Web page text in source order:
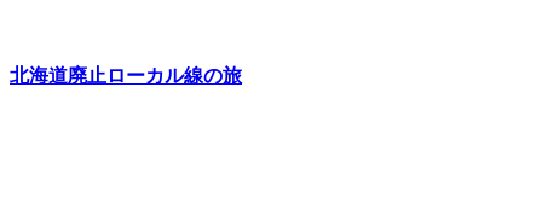
北海道廃止ローカル線の旅